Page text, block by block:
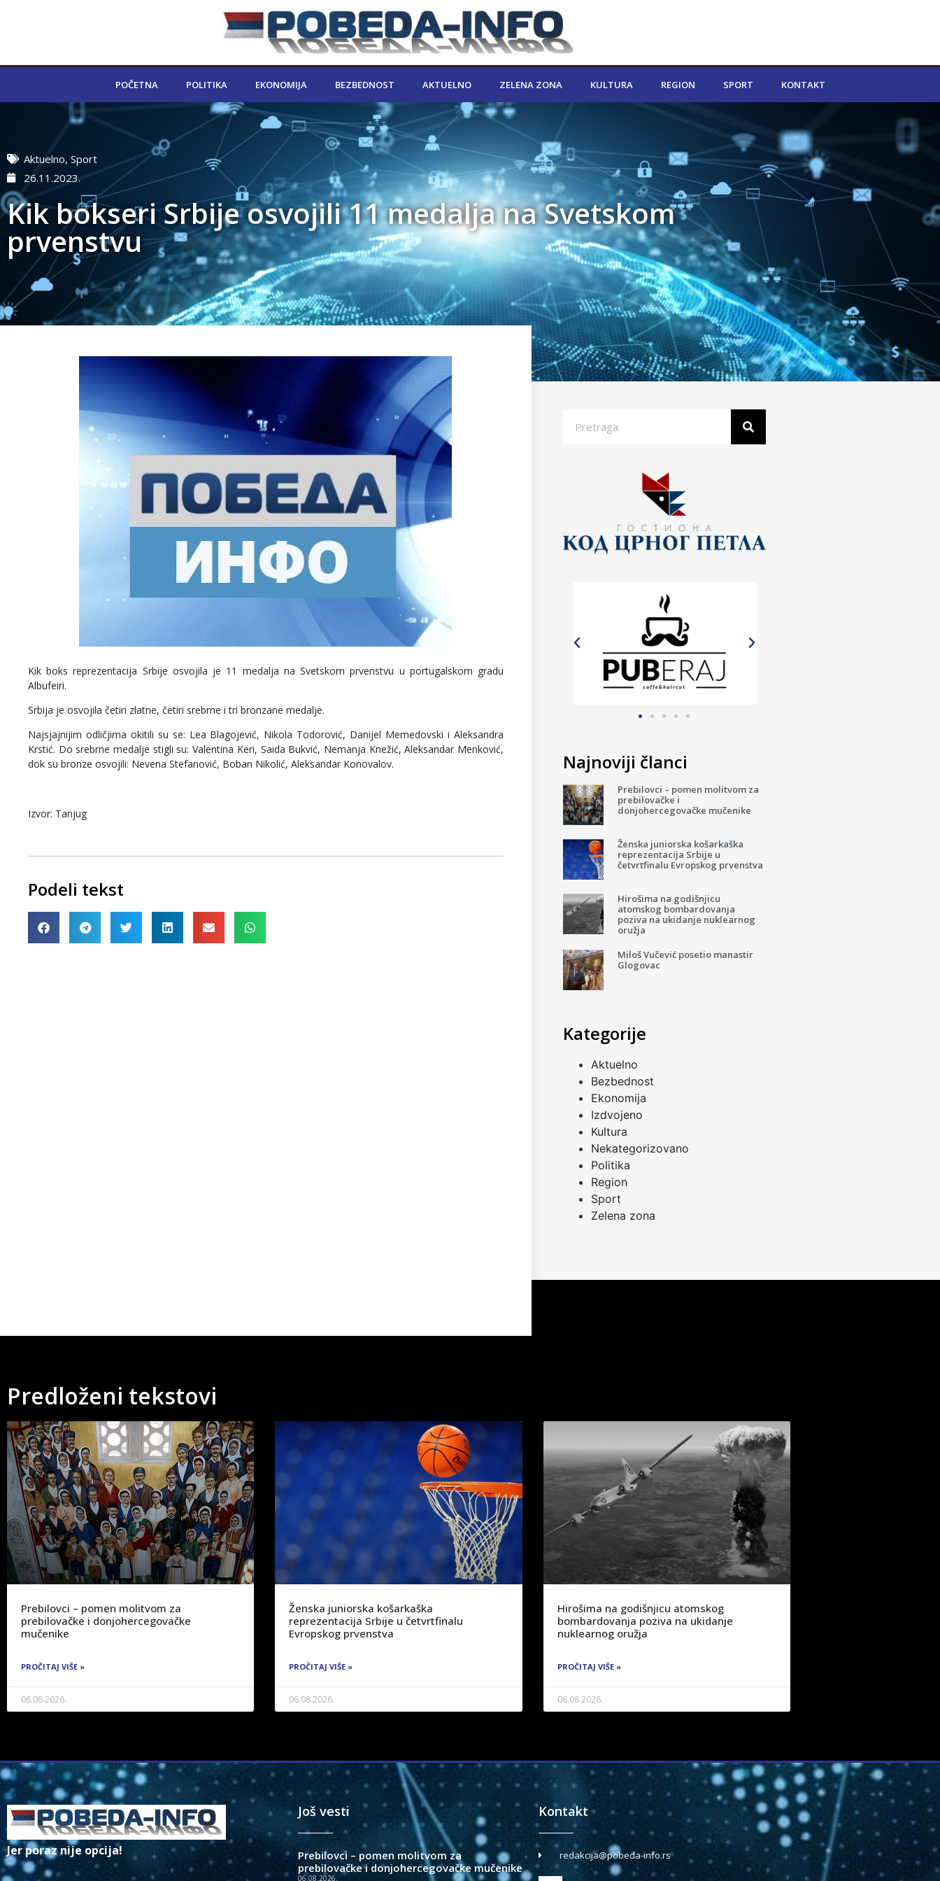
POČETNA POLITIKA EKONOMIJA BEZBEDNOST AKTUELNO ZELENA ZONA KULTURA REGION SPORT KONTAKT
Aktuelno, Sport
26.11.2023.
Kik bokseri Srbije osvojili 11 medalja na Svetskom
prvenstvu
Kik boks reprezentacija Srbije osvojila je 11 medalja na Svetskom prvenstvu u portugalskom gradu
Albufeiri.
Srbija je osvojila četiri zlatne, četiri srebrne i tri bronzane medalje.
Najsjajnijim odličjima okitili su se: Lea Blagojević, Nikola Todorović, Danijel Memedovski i Aleksandra
Krstić. Do srebrne medalje stigli su: Valentina Keri, Saida Bukvić, Nemanja Knežić, Aleksandar Menković,
dok su bronze osvojili: Nevena Stefanović, Boban Nikolić, Aleksandar Konovalov.
Izvor: Tanjug
Podeli tekst
Najnoviji članci
Prebilovci – pomen molitvom za
prebilovačke i
donjohercegovačke mučenike
Ženska juniorska košarkaška
reprezentacija Srbije u
četvrtfinalu Evropskog prvenstva
Hirošima na godišnjicu
atomskog bombardovanja
poziva na ukidanje nuklearnog
oružja
Miloš Vučević posetio manastir
Glogovac
Kategorije
Aktuelno
Bezbednost
Ekonomija
Izdvojeno
Kultura
Nekategorizovano
Politika
Region
Sport
Zelena zona
Predloženi tekstovi
Prebilovci – pomen molitvom za
prebilovačke i donjohercegovačke
mučenike
PROČITAJ VIŠE »
06.08.2026.
Ženska juniorska košarkaška
reprezentacija Srbije u četvrtfinalu
Evropskog prvenstva
PROČITAJ VIŠE »
06.08.2026.
Hirošima na godišnjicu atomskog
bombardovanja poziva na ukidanje
nuklearnog oružja
PROČITAJ VIŠE »
06.08.2026.
Jer poraz nije opcija!
Još vesti
Prebilovci – pomen molitvom za
prebilovačke i donjohercegovačke mučenike
06.08.2026.
Kontakt
redakcija@pobeda-info.rs